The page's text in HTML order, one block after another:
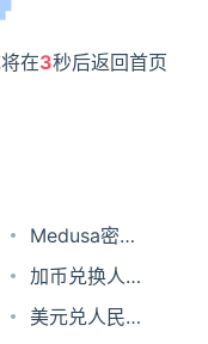
在3秒后返回首页
Medusa密码
crack工具
加币兑换人民
币汇率2023
美元兑人民币